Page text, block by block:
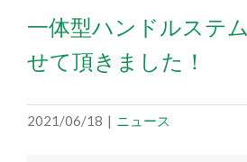
一体型ハンドルステ
せて頂きました！
2021/06/18 | ニュース